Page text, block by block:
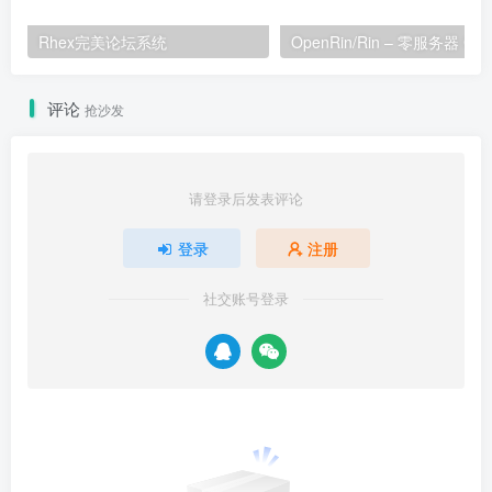
Rhex完美论坛系统
评论 抢沙发
请登录后发表评论
登录 注册
社交账号登录